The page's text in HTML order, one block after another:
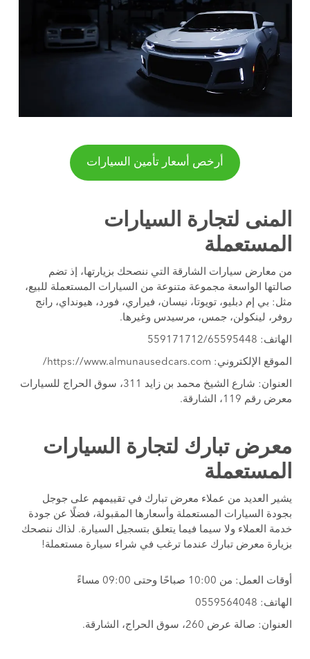
أرخص أسعار تأمين السيارات
المنى لتجارة السيارات
المستعملة
من معارض سيارات الشارقة التي ننصحك بزيارتها، إذ تضم
صالتها الواسعة مجموعة متنوعة من السيارات المستعملة للبيع،
مثل: بي إم دبليو، تويوتا، نيسان، فيراري، فورد، هيونداي، رانج
روفر، لينكولن، جمس، مرسيدس وغيرها.
الهاتف: 559171712/65595448
الموقع الإلكتروني: https://www.almunausedcars.com/
العنوان: شارع الشيخ محمد بن زايد 311، سوق الحراج للسيارات
معرض رقم 119، الشارقة.
معرض تبارك لتجارة السيارات
المستعملة
يشير العديد من عملاء معرض تبارك في تقييمهم على جوجل
بجودة السيارات المستعملة وأسعارها المقبولة، فضلًا عن جودة
خدمة العملاء ولا سيما فيما يتعلق بتسجيل السيارة. لذاك ننصحك
بزيارة معرض تبارك عندما ترغب في شراء سيارة مستعملة!
أوقات العمل: من 10:00 صباحًا وحتى 09:00 مساءً
الهاتف: 0559564048
العنوان: صالة عرض 260، سوق الحراج، الشارقة.